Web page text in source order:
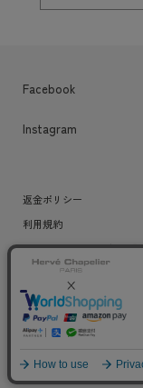
Facebook
Instagram
返金ポリシー
利用規約
特定商取引法に基づく表記